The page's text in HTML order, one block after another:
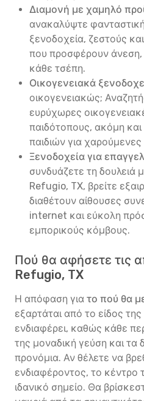
Διαμονή με χαμηλό
ανακαλύψτε
ξενοδοχεία, ζεστούς
που προσφέρουν άνεση,
κάθε τσέπη.
Οικογενειακά
οικογενειακώς;
ευρύχωρες
παιδότοπους, ακόμη
παιδιών για
Ξενοδοχεία για
συνδυάζετε τη δουλειά
Refugio, TX, βρείτε
διαθέτουν αίθουσες
internet και εύκολη
εμπορικούς κόμβους.
Πού θα αφήσετε τις
Refugio, TX
Η απόφαση για το πού θα
εξαρτάται από το είδος
ενδιαφέρει, καθώς κάθε
της μοναδική γεύση και τα
προνόμια. Αν θέλετε να
ενδιαφέροντος, το κέντρο
ιδανικό σημείο. Θα